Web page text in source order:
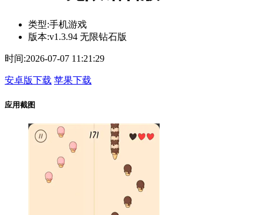
类型:手机游戏
版本:v1.3.94 无限钻石版
时间:2026-07-07 11:21:29
安卓版下载 苹果下载
应用截图